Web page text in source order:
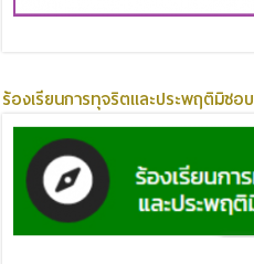
ร้องเรียนการทุจริตและประพฤติมิชอบ